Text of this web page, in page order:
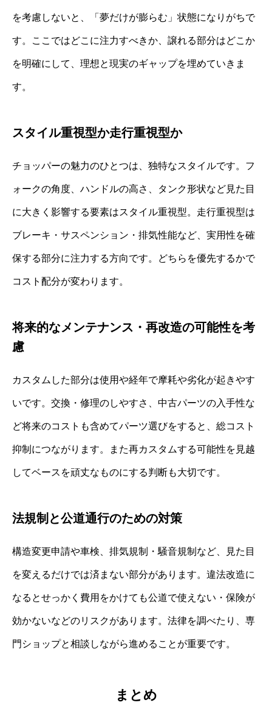
を考慮しないと、「夢だけが膨らむ」状態になりがちで
す。ここではどこに注力すべきか、譲れる部分はどこか
を明確にして、理想と現実のギャップを埋めていきま
す。
スタイル重視型か走行重視型か
チョッパーの魅力のひとつは、独特なスタイルです。フ
ォークの角度、ハンドルの高さ、タンク形状など見た目
に大きく影響する要素はスタイル重視型。走行重視型は
ブレーキ・サスペンション・排気性能など、実用性を確
保する部分に注力する方向です。どちらを優先するかで
コスト配分が変わります。
将来的なメンテナンス・再改造の可能性を考
慮
カスタムした部分は使用や経年で摩耗や劣化が起きやす
いです。交換・修理のしやすさ、中古パーツの入手性な
ど将来のコストも含めてパーツ選びをすると、総コスト
抑制につながります。また再カスタムする可能性を見越
してベースを頑丈なものにする判断も大切です。
法規制と公道通行のための対策
構造変更申請や車検、排気規制・騒音規制など、見た目
を変えるだけでは済まない部分があります。違法改造に
なるとせっかく費用をかけても公道で使えない・保険が
効かないなどのリスクがあります。法律を調べたり、専
門ショップと相談しながら進めることが重要です。
まとめ